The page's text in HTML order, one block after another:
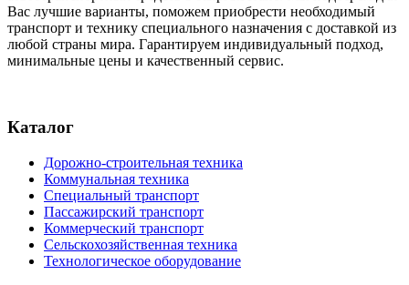
Вас лучшие варианты, поможем приобрести необходимый
транспорт и технику специального назначения с доставкой из
любой страны мира. Гарантируем индивидуальный подход,
минимальные цены и качественный сервис.
Каталог
Дорожно-строительная техника
Коммунальная техника
Специальный транспорт
Пассажирский транспорт
Коммерческий транспорт
Сельскохозяйственная техника
Технологическое оборудование